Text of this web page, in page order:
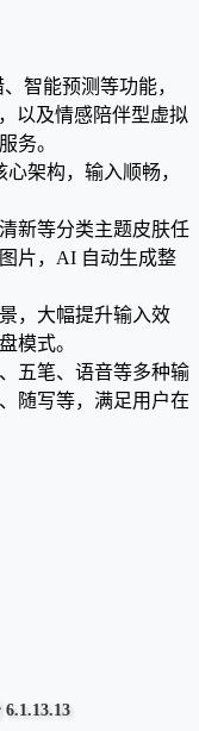
智能预测等功能，
以及情感陪伴型虚拟
务。
架构，输入顺畅，
新等分类主题皮肤任
片，AI 自动生成整
，大幅提升输入效
模式。
五笔、语音等多种输
随写等，满足用户在